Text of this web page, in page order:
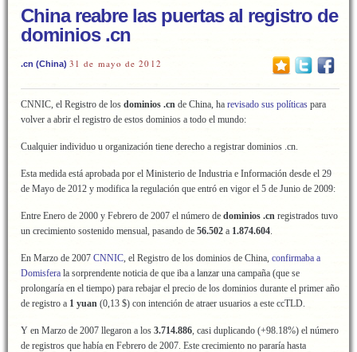
China reabre las puertas al registro de
dominios .cn
.cn (China) 31 de mayo de 2012
CNNIC, el Registro de los dominios .cn de China, ha revisado sus políticas para
volver a abrir el registro de estos dominios a todo el mundo:
Cualquier individuo u organización tiene derecho a registrar dominios .cn.
Esta medida está aprobada por el Ministerio de Industria e Información desde el 29
de Mayo de 2012 y modifica la regulación que entró en vigor el 5 de Junio de 2009:
Entre Enero de 2000 y Febrero de 2007 el número de dominios .cn registrados tuvo
un crecimiento sostenido mensual, pasando de 56.502 a 1.874.604.
En Marzo de 2007 CNNIC, el Registro de los dominios de China, confirmaba a
Domisfera la sorprendente noticia de que iba a lanzar una campaña (que se
prolongaría en el tiempo) para rebajar el precio de los dominios durante el primer año
de registro a 1 yuan (0,13 $) con intención de atraer usuarios a este ccTLD.
Y en Marzo de 2007 llegaron a los 3.714.886, casi duplicando (+98.18%) el número
de registros que había en Febrero de 2007. Este crecimiento no pararía hasta